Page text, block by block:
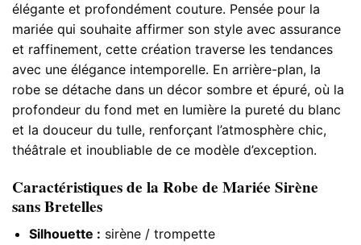
élégante et profondément couture. Pensée pour la
mariée qui souhaite affirmer son style avec assurance
et raffinement, cette création traverse les tendances
avec une élégance intemporelle. En arrière-plan, la
robe se détache dans un décor sombre et épuré, où la
profondeur du fond met en lumière la pureté du blanc
et la douceur du tulle, renforçant l’atmosphère chic,
théâtrale et inoubliable de ce modèle d’exception.
Caractéristiques de la Robe de Mariée Sirène
sans Bretelles
Silhouette : sirène / trompette